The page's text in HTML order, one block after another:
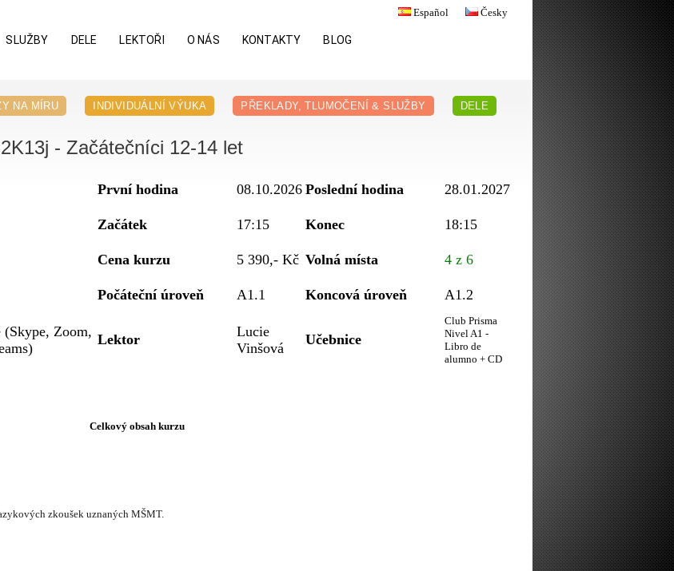
Español Česky
SLUŽBY DELE LEKTOŘI O NÁS KONTAKTY BLOG
NA MÍRU INDIVIDUÁLNÍ VÝUKA PŘEKLADY, TLUMOČENÍ & SLUŽBY DELE
- Začátečníci 12-14 let
První hodina 08.10.2026 Poslední hodina 28.01.2027
Začátek 17:15 Konec 18:15
Cena kurzu 5 390,- Kč Volná místa 4 z 6
Počáteční úroveň A1.1 Koncová úroveň A1.2
(Skype, Zoom, Lektor
Lucie
Vinšová
Učebnice
Club Prisma
Nivel A1 -
Libro de
alumno + CD
Celkový obsah kurzu
zkoušek uznaných MŠMT.